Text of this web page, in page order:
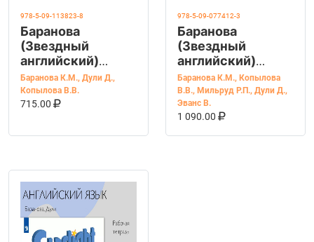
978-5-09-113823-8
Баранова
(Звездный
английский)
Англ.язык 9 кл.
Контрольные
задания (Просв.)
Баранова К.М., Дули Д.,
Копылова В.В.
715.00
В КОРЗИНУ
978-5-09-077412-3
Баранова
(Звездный
английский)
Англ.язык для
начинающих.
Рабочая тетрадь
(Просв.)
Баранова К.М., Копылова
В.В., Мильруд Р.П., Дули Д.,
Эванс В.
1 090.00
В КОРЗИНУ